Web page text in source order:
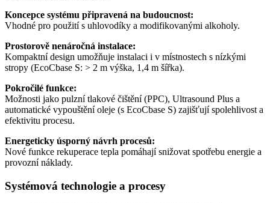
Koncepce systému připravená na budoucnost:
Vhodné pro použití s uhlovodíky a modifikovanými alkoholy.
Prostorově nenáročná instalace:
Kompaktní design umožňuje instalaci i v místnostech s nízkými
stropy (EcoCbase S: > 2 m výška, 1,4 m šířka).
Pokročilé funkce:
Možnosti jako pulzní tlakové čištění (PPC), Ultrasound Plus a
automatické vypouštění oleje (s EcoCbase S) zajišťují spolehlivost a
efektivitu procesu.
Energeticky úsporný návrh procesů:
Nové funkce rekuperace tepla pomáhají snižovat spotřebu energie a
provozní náklady.
Systémová technologie a procesy